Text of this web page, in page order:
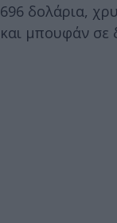
696 δολάρια,
και μπουφάν σε